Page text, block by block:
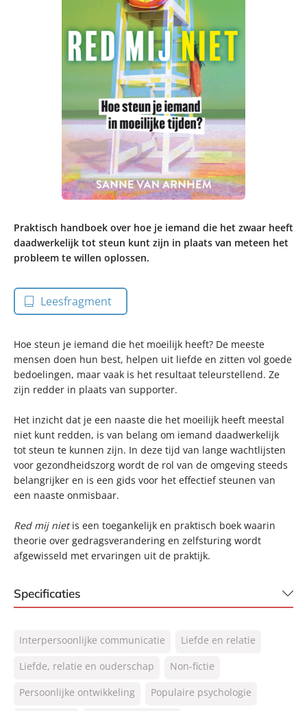
Praktisch handboek over hoe je iemand die het zwaar heeft
daadwerkelijk tot steun kunt zijn in plaats van meteen het
probleem te willen oplossen.
Leesfragment
Hoe steun je iemand die het moeilijk heeft? De meeste
mensen doen hun best, helpen uit liefde en zitten vol goede
bedoelingen, maar vaak is het resultaat teleurstellend. Ze
zijn redder in plaats van supporter.
Het inzicht dat je een naaste die het moeilijk heeft meestal
niet kunt redden, is van belang om iemand daadwerkelijk
tot steun te kunnen zijn. In deze tijd van lange wachtlijsten
voor gezondheidszorg wordt de rol van de omgeving steeds
belangrijker en is een gids voor het effectief steunen van
een naaste onmisbaar.
Red mij nietis een toegankelijk en praktisch boek waarin
theorie over gedragsverandering en zelfsturing wordt
afgewisseld met ervaringen uit de praktijk.
Specificaties
NUR:
770
Type:
Paperback
Auteur(s):
Sanne van Arnhem
Interpersoonlijke communicatie
Liefde en relatie
Liefde, relatie en ouderschap
Non-fictie
Persoonlijke ontwikkeling
Populaire psychologie